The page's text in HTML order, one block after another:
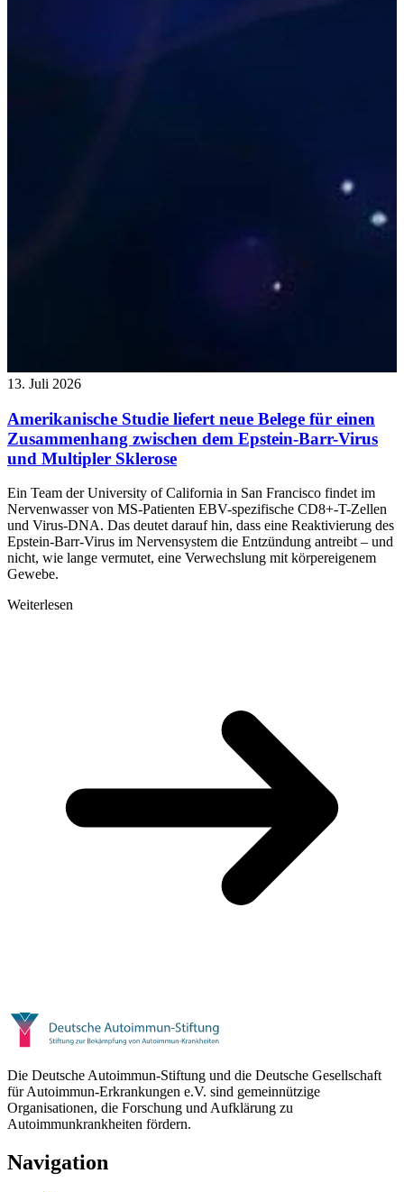
13. Juli 2026
Amerikanische Studie liefert neue Belege für einen
Zusammenhang zwischen dem Epstein-Barr-Virus
und Multipler Sklerose
Ein Team der University of California in San Francisco findet im
Nervenwasser von MS-Patienten EBV-spezifische CD8+-T-Zellen
und Virus-DNA. Das deutet darauf hin, dass eine Reaktivierung des
Epstein-Barr-Virus im Nervensystem die Entzündung antreibt – und
nicht, wie lange vermutet, eine Verwechslung mit körpereigenem
Gewebe.
Weiterlesen
Die Deutsche Autoimmun-Stiftung und die Deutsche Gesellschaft
für Autoimmun-Erkrankungen e.V. sind gemeinnützige
Organisationen, die Forschung und Aufklärung zu
Autoimmunkrankheiten fördern.
Navigation